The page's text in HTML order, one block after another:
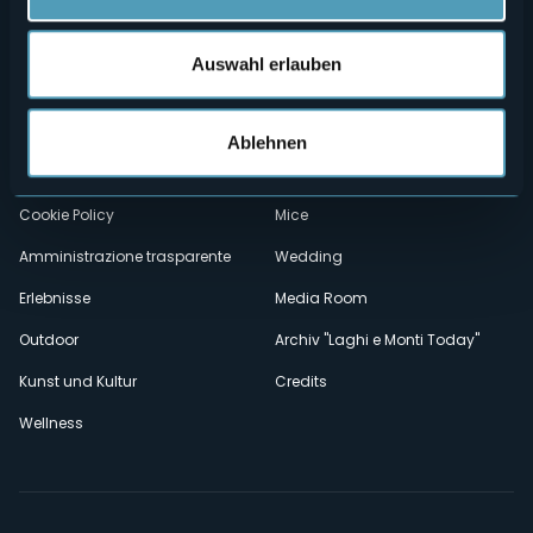
Auswahl erlauben
Ablehnen
secondario
Privacy
Cookie Policy
Amministrazione trasparente
Erlebnisse
Outdoor
Kunst und Kultur
Wellness
Unterkünfte
Mice
Wedding
Media Room
Archiv "Laghi e Monti Today"
Credits